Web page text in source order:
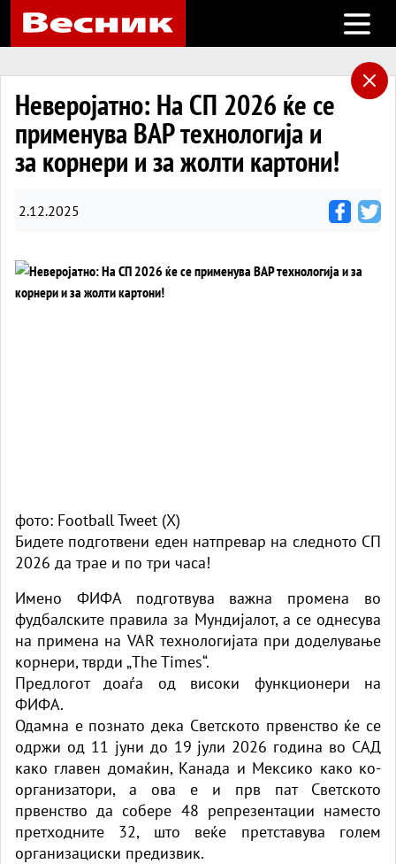
Open
Неверојатно: На СП 2026 ќе се
применува ВАР технологија и
за корнери и за жолти картони!
2.12.2025
фото: Football Tweet (X)
Бидете подготвени еден натпревар на следното СП
2026 да трае и по три часа!
Имено ФИФА подготвува важна промена во
фудбалските правила за Мундијалот, а се однесува
на примена на VAR технологијата при доделување
корнери, тврди „The Times“.
Предлогот доаѓа од високи функционери на
ФИФА.
Одамна е познато дека Светското првенство ќе се
одржи од 11 јуни до 19 јули 2026 година во САД
како главен домаќин, Канада и Мексико како ко-
организатори, а ова е и прв пат Светското
првенство да собере 48 репрезентации наместо
претходните 32, што веќе претставува голем
организациски предизвик.